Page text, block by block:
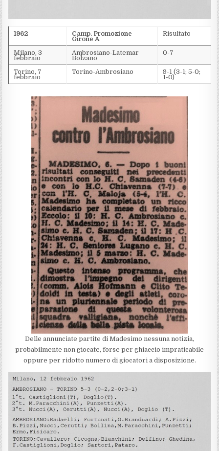
1962 Camp. Promozione –
Girone A
Risultato
Milano, 3
febbraio
Ambrosiano-Latemar
Bolzano
0-7
Torino, 7
febbraio
Torino-Ambrosiano 9-1 (3-1; 5-0;
1-0)
Delle annunciate partite di Madesimo nessuna notizia,
probabilmente non giocate, forse per ghiaccio impraticabile
oppure per ridotto numero di giocatori a disposizione.